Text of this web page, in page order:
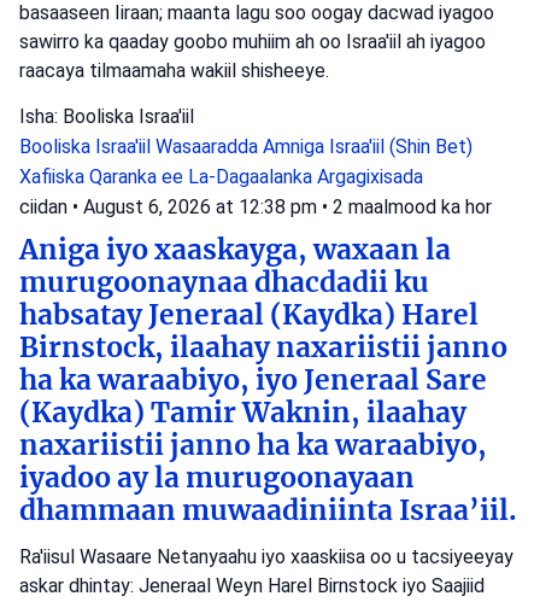
basaaseen Iiraan; maanta lagu soo oogay dacwad iyagoo
sawirro ka qaaday goobo muhiim ah oo Israa'iil ah iyagoo
raacaya tilmaamaha wakiil shisheeye.
Isha: Booliska Israa'iil
Booliska Israa'iil Wasaaradda Amniga Israa'iil (Shin Bet)
Xafiiska Qaranka ee La-Dagaalanka Argagixisada
ciidan • August 6, 2026 at 12:38 pm • 2 maalmood ka hor
Aniga iyo xaaskayga, waxaan la
murugoonaynaa dhacdadii ku
habsatay Jeneraal (Kaydka) Harel
Birnstock, ilaahay naxariistii janno
ha ka waraabiyo, iyo Jeneraal Sare
(Kaydka) Tamir Waknin, ilaahay
naxariistii janno ha ka waraabiyo,
iyadoo ay la murugoonayaan
dhammaan muwaadiniinta Israa’iil.
Ra'iisul Wasaare Netanyaahu iyo xaaskiisa oo u tacsiyeeyay
askar dhintay: Jeneraal Weyn Harel Birnstock iyo Saajiid